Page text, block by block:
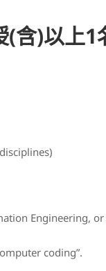
含)以上
Engineering,
coding”.